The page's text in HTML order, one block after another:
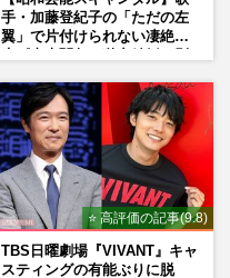
手・加藤登紀子の「ただの左
翼」で片付けられない凄絶半
⭐ 高評価の記事(9.8)
TBS日曜劇場『VIVANT』キャ
スティングの有能ぶりに脱